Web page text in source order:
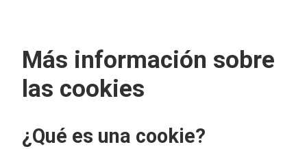
Más información sobre
las cookies
¿Qué es una cookie?